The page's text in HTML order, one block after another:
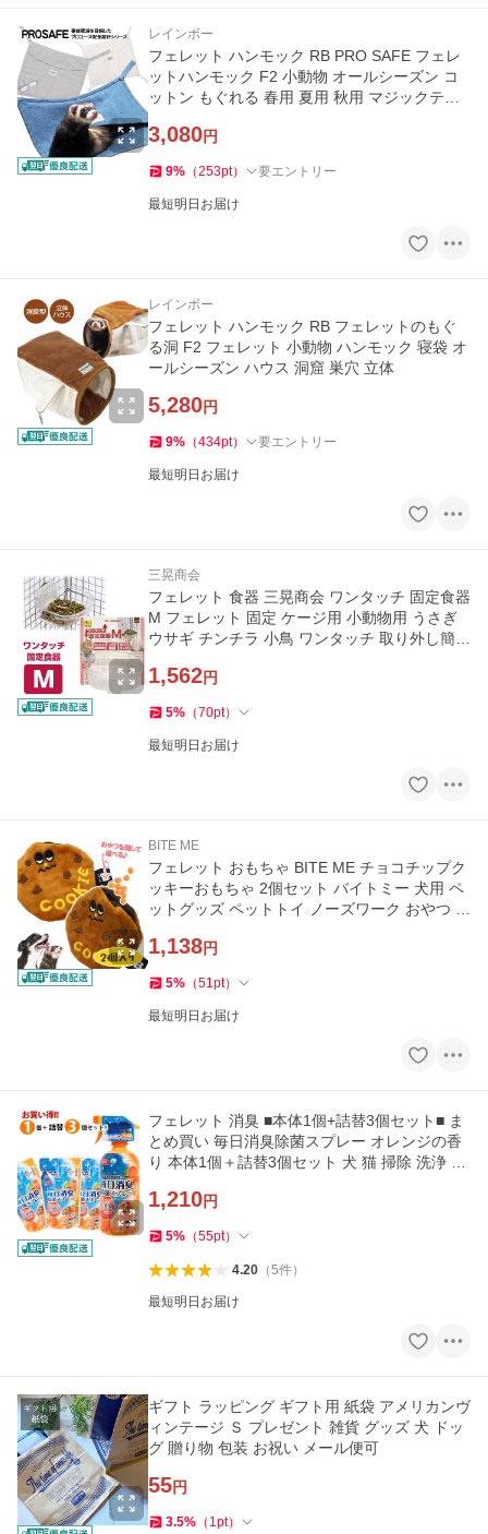
レインボー
フェレット ハンモック RB PRO SAFE フェレ
ットハンモック F2 小動物 オールシーズン コ
ットン もぐれる 春用 夏用 秋用 マジックテー
3,080円
9% （253pt） 要エントリー
最短明日お届け
レインボー
フェレット ハンモック RB フェレットのもぐ
る洞 F2 フェレット 小動物 ハンモック 寝袋 オ
ールシーズン ハウス 洞窟 巣穴 立体
5,280円
9% （434pt） 要エントリー
最短明日お届け
三晃商会
フェレット 食器 三晃商会 ワンタッチ 固定食器
M フェレット 固定 ケージ用 小動物用 うさぎ
ウサギ チンチラ 小鳥 ワンタッチ 取り外し簡単
1,562円
5% （70pt）
最短明日お届け
BITE ME
フェレット おもちゃ BITE ME チョコチップク
ッキーおもちゃ 2個セット バイトミー 犬用 ペ
ットグッズ ペットトイ ノーズワーク おやつ 隠
1,138円
5% （51pt）
最短明日お届け
フェレット 消臭 ■本体1個+詰替3個セット■ ま
とめ買い 毎日消臭除菌スプレー オレンジの香
り 本体1個＋詰替3個セット 犬 猫 掃除 洗浄 悪
1,210円
5% （55pt）
4.20（5件）
最短明日お届け
ギフト ラッピング ギフト用 紙袋 アメリカンヴ
ィンテージ Ｓ プレゼント 雑貨 グッズ 犬 ドッ
グ 贈り物 包装 お祝い メール便可
55円
3.5% （ 1pt）